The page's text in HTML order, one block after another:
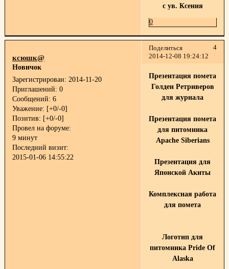
с ув. Ксения
0
Поделиться
4
2014-12-08 19:24:12
ксюшк@
Новичок
Зарегистрирован: 2014-11-20
Приглашений: 0
Сообщений: 6
Уважение: [+0/-0]
Позитив: [+0/-0]
Провел на форуме:
9 минут
Последний визит:
2015-01-06 14:55:22
Презентация помета
Голден Ретриверов
для журнала
Презентация помета
для питомника
Apache Siberians
Презентация для
Японской Акиты
Комплексная работа
для помета
Логотип для
питомника Pride Of
Alaska